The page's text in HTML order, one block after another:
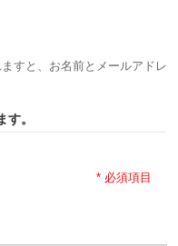
すと、お名前とメールアドレ
。
* 必須項目